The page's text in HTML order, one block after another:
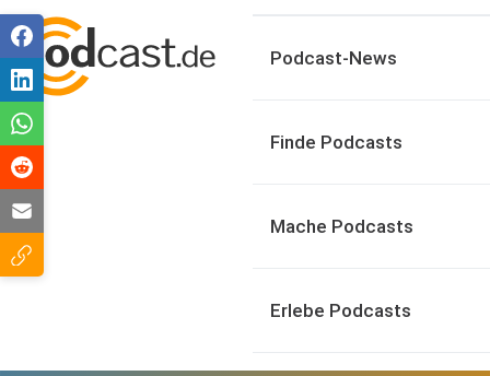
Podcast-News
Finde Podcasts
Mache Podcasts
Erlebe Podcasts